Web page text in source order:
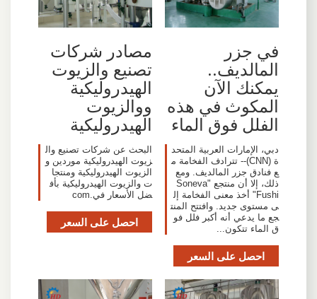
في جزر
المالديف..
يمكنك الآن
المكوث في هذه
الفلل فوق الماء
دبي، الإمارات العربية المتحد
ة (CNN)-- تترادف الفخامة م
ع فنادق جزر المالديف. ومع
ذلك، إلا أن منتجع "Soneva
Fushi" أخذ معنى الفخامة إل
ى مستوى جديد. وافتتح المنت
جع ما يدعي أنه أكبر فلل فو
ق الماء تتكون...
احصل على السعر
مصادر شركات
تصنيع والزيوت
الهيدروليكية
ووالزيوت
الهيدروليكية
البحث عن شركات تصنيع وال
زيوت الهيدروليكية موردين و
الزيوت الهيدروليكية ومنتجا
ت والزيوت الهيدروليكية بأف
ضل الأسعار في.com
احصل على السعر